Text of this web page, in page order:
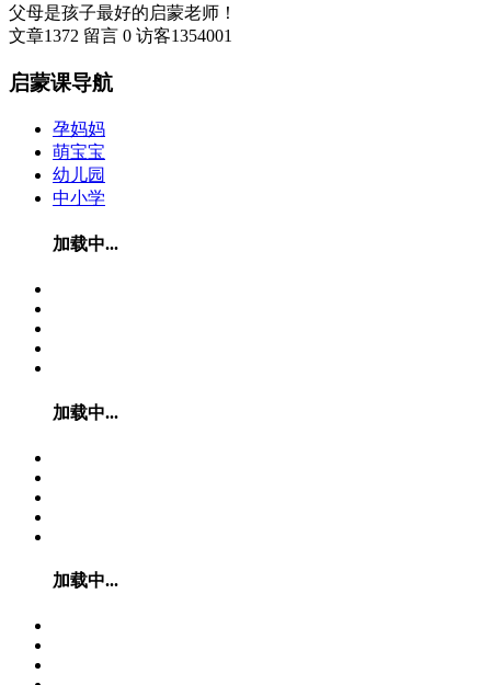
父母是孩子最好的启蒙老师！
文章1372 留言 0 访客1354001
启蒙课导航
孕妈妈
萌宝宝
幼儿园
中小学
加载中...
加载中...
加载中...